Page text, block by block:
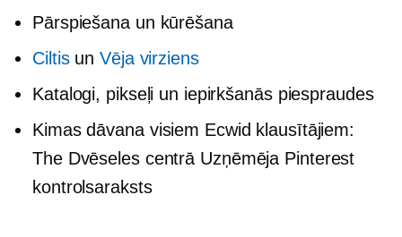
Pārspiešana un kūrēšana
CiltisunVēja virziens
Katalogi, pikseļi un iepirkšanās piespraudes
Kimas dāvana visiem Ecwid klausītājiem:
The Dvēseles centrā Uzņēmēja Pinterest
kontrolsaraksts